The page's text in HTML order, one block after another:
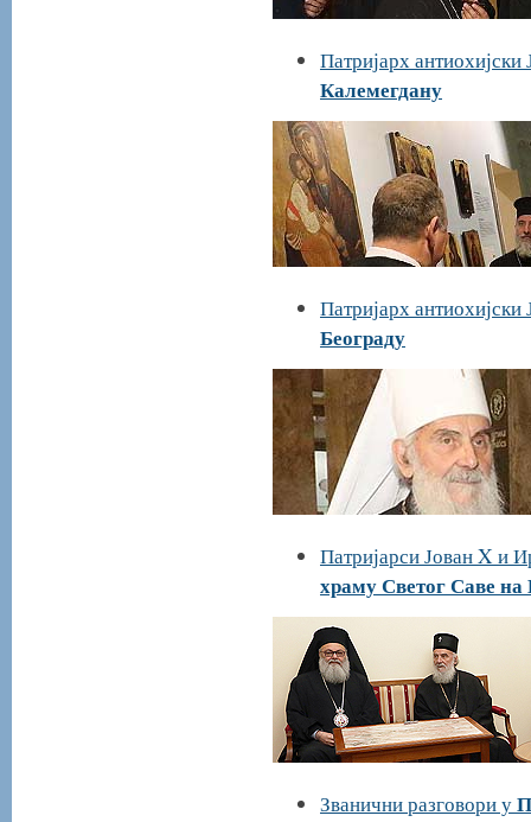
Патријарх
Калемегдану
Патријарх
Београду
Патријарси Јован X и
храму Светог Саве на
Званични разговори у